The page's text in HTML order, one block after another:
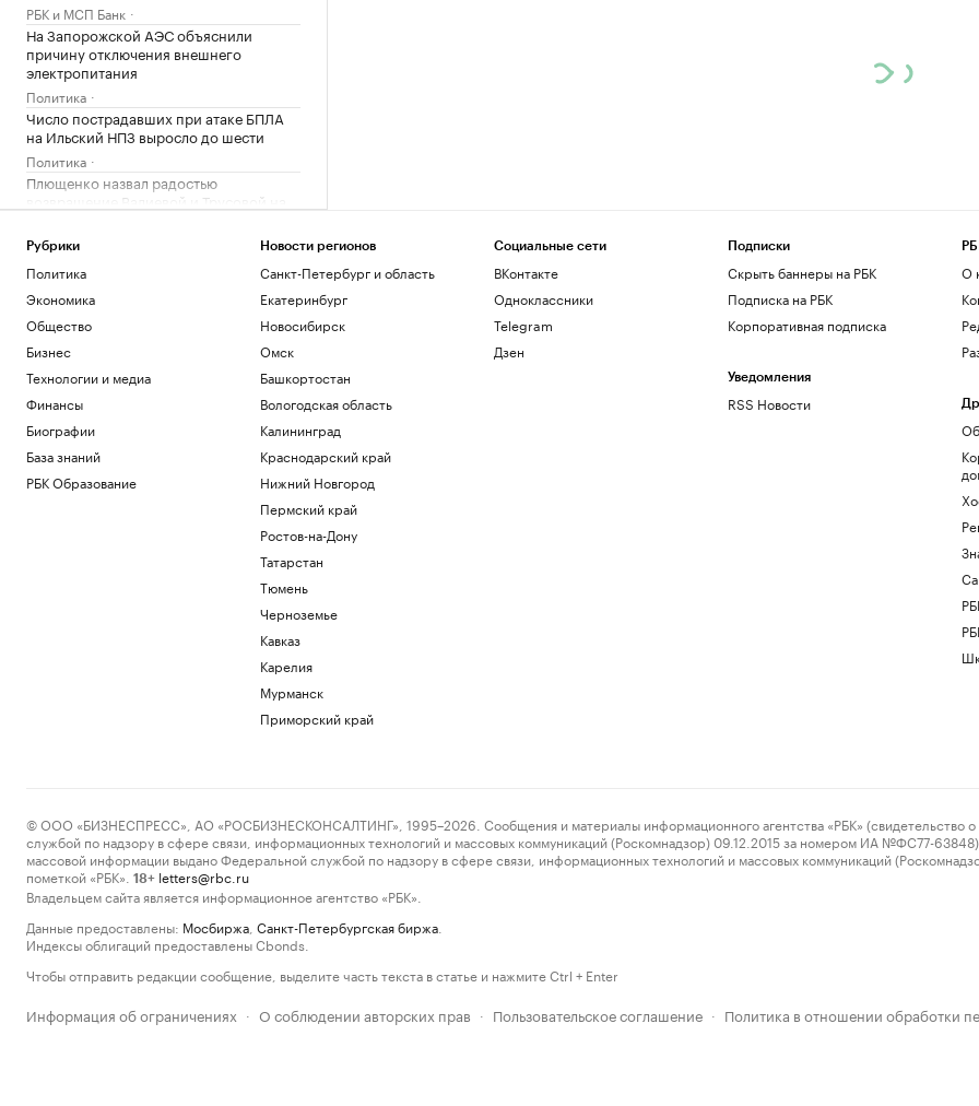
РБК и МСП Банк
На Запорожской АЭС объяснили
причину отключения внешнего
электропитания
Политика
Число пострадавших при атаке БПЛА
на Ильский НПЗ выросло до шести
Политика
Плющенко назвал радостью
возвращение Валиевой и Трусовой на
Спорт
Жизнь с видом на пруд или реку:
подборка жилья у набережных и
пляжей
РБК и ПИК Серия плюс
В КСИР назвали условие открытия
Политика
Возгорание на Ильском НПЗ
ликвидировали
Краснодарский край
Рубрики
Политика
Экономика
Общество
Бизнес
Технологии и медиа
Финансы
Биографии
База знаний
РБК Образование
Новости регионов
Санкт-Петербург и область
Екатеринбург
Новосибирск
Омск
Башкортостан
Вологодская область
Калининград
Краснодарский край
Нижний Новгород
Пермский край
Ростов-на-Дону
Татарстан
Тюмень
Черноземье
Кавказ
Карелия
Мурманск
Приморский край
Социальные сети
ВКонтакте
Одноклассники
Telegram
Дзен
Подписки
Скрыть баннеры на РБК
Подписка на РБК
Корпоративная подписка
Уведомления
RSS Новости
О
© ООО «БИЗНЕСПРЕСС», АО «РОСБИЗНЕСКОНСАЛТИНГ», 1995–2026. Сообщения и материалы информационного агентства «РБК» (свидетельство о
службой по надзору в сфере связи, информационных технологий и массовых коммуникаций (Роскомнадзор) 09.12.2015 за номером ИА №ФС77-63848)
массовой информации выдано Федеральной службой по надзору в сфере связи, информационных технологий и массовых коммуникаций
пометкой «РБК».
18+ letters@rbc.ru
Владельцем сайта является информационное агентство «РБК».
Данные предоставлены: Мосбиржа Санкт-Петербургская биржа
Индексы облигаций предоставлены Cbonds.
Чтобы отправить редакции сообщение, выделите часть текста в статье и нажмите Ctrl + Enter
Информация об ограничениях · О соблюдении авторских прав · Пользовательское соглашение · Политика в отношении обработки